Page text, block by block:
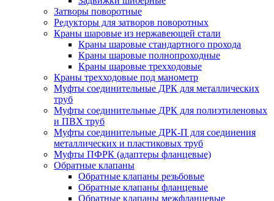
Затворы поворотные
Редукторы для затворов поворотных
Краны шаровые из нержавеющей стали
Краны шаровые стандартного прохода
Краны шаровые полнопроходные
Краны шаровые трехходовые
Краны трехходовые под манометр
Муфты соединительные ДРК для металлических
труб
Муфты соединительные ДРК для полиэтиленовых
и ПВХ труб
Муфты соединительные ДРК-П для соединения
металлических и пластиковых труб
Муфты ПФРК (адаптеры фланцевые)
Обратные клапаны
Обратные клапаны резьбовые
Обратные клапаны фланцевые
Обратные клапаны межфланцевые